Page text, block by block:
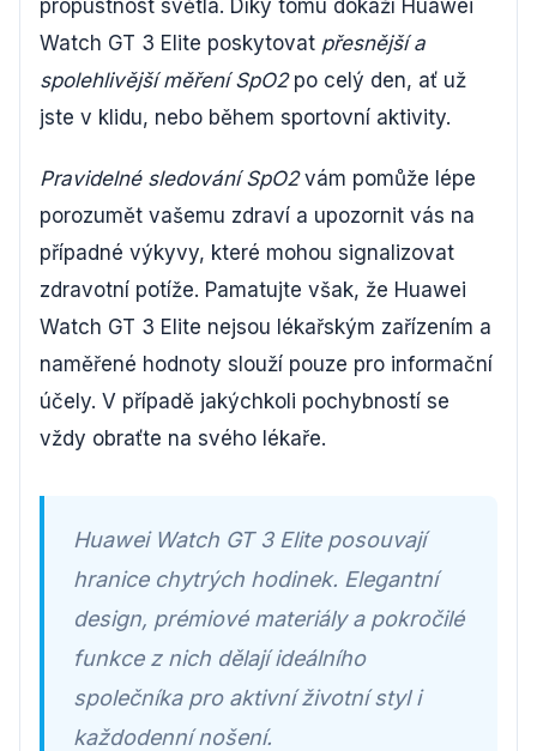
propustnost světla. Díky tomu dokáží Huawei
Watch GT 3 Elite poskytovat přesnější a
spolehlivější měření SpO2po celý den, ať už
jste v klidu, nebo během sportovní aktivity.
Pravidelné sledování SpO2vám pomůže lépe
porozumět vašemu zdraví a upozornit vás na
případné výkyvy, které mohou signalizovat
zdravotní potíže. Pamatujte však, že Huawei
Watch GT 3 Elite nejsou lékařským zařízením a
naměřené hodnoty slouží pouze pro informační
účely. V případě jakýchkoli pochybností se
vždy obraťte na svého lékaře.
Huawei Watch GT 3 Elite posouvají
hranice chytrých hodinek. Elegantní
design, prémiové materiály a pokročilé
funkce z nich dělají ideálního
společníka pro aktivní životní styl i
každodenní nošení.